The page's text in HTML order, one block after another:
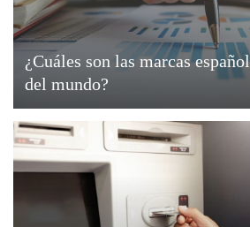
¿Cuáles son las marcas
del mundo?